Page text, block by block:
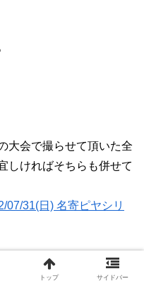
大会で撮らせて頂いた全
しければそちらも併せて
07/31(日) 名寄ピヤシリ
トップ サイドバー